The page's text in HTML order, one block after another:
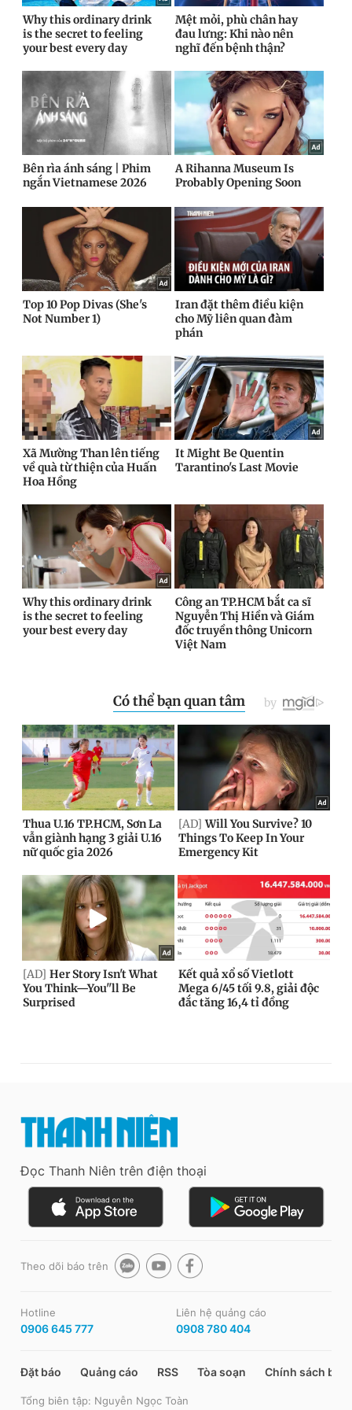
Đọc Thanh Niên trên điện thoại
Theo dõi báo trên
Hotline
0906 645 777
Liên hệ quảng cáo
0908 780 404
Đặt báo Quảng cáo RSS Tòa soạn Chính sách bảo
Tổng biên tập: Nguyễn Ngọc Toàn